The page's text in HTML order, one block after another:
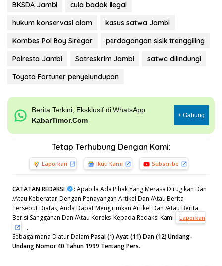
BKSDA Jambi
cula badak ilegal
hukum konservasi alam
kasus satwa Jambi
Kombes Pol Boy Siregar
perdagangan sisik trenggiling
Polresta Jambi
Satreskrim Jambi
satwa dilindungi
Toyota Fortuner penyelundupan
Berita Terkini, Eksklusif di WhatsApp
KabarTimor.Com
+ Gabung
Tetap Terhubung Dengan Kami:
Laporkan Ikuti Kami Subscribe
CATATAN REDAKSI : Apabila Ada Pihak Yang Merasa Dirugikan Dan
/Atau Keberatan Dengan Penayangan Artikel Dan /Atau Berita
Tersebut Diatas, Anda Dapat Mengirimkan Artikel Dan /Atau Berita
Berisi Sanggahan Dan /Atau Koreksi Kepada Redaksi Kami
Laporkan
,
Sebagaimana Diatur Dalam Pasal (1) Ayat (11) Dan (12) Undang-
Undang Nomor 40 Tahun 1999 Tentang Pers.